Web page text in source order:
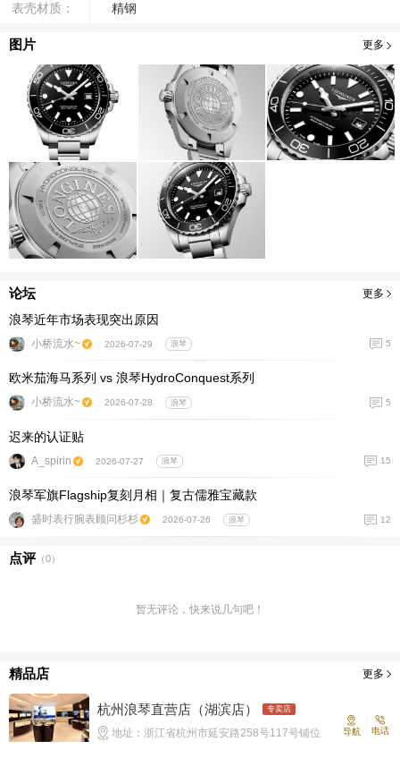
表壳材质： 精钢
图片 更多
论坛 更多
浪琴近年市场表现突出原因
小桥流水~ 2026-07-29 浪琴 5
欧米茄海马系列 vs 浪琴HydroConquest系列
小桥流水~ 2026-07-28 浪琴 5
迟来的认证贴
A_spirin 2026-07-27 浪琴 15
浪琴军旗Flagship复刻月相｜复古儒雅宝藏款
盛时表行腕表顾问杉杉 2026-07-26 浪琴 12
点评（0）
暂无评论，快来说几句吧！
精品店 更多
杭州浪琴直营店（湖滨店） 专卖店
地址：浙江省杭州市延安路258号117号铺位 导航 电话